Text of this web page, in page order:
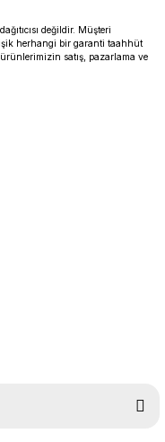
değildir. Müşteri
herhangi bir garanti taahhüt
satış, pazarlama ve